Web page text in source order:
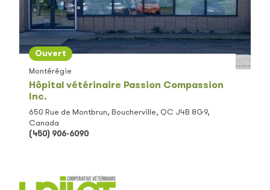
Hôpital vétérinaire Passion Compassion
Inc.
Ouvert
Montérégie
650 Rue de Montbrun, Boucherville, QC J4B 8G9,
Canada
(450) 906-6090